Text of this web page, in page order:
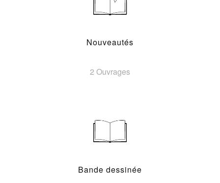
Nouveautés
2 Ouvrages
Bande dessinée